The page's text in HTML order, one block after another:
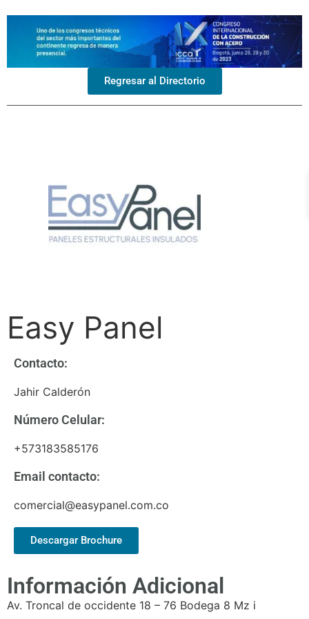
Regresar al Directorio
Easy Panel
Contacto:
Jahir Calderón
Número Celular:
+573183585176
Email contacto:
comercial@easypanel.com.co
Descargar Brochure
Información Adicional
Av. Troncal de occidente 18 – 76 Bodega 8 Mz i